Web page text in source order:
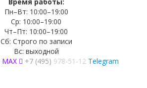
Пн–Вт: 10:00–19:00
Ср: 10:00–19:00
Чт–Пт: 10:00–19:00
Сб: Строго по записи
Вс: выходной
MAX +7 (495) 978-51-12 Telegram